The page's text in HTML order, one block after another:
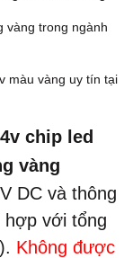
chip led
vàng
DC và thông
hợp với tổng
Không được